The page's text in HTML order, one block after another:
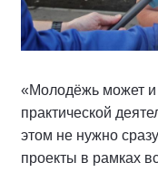
«Молодёжь может и
практической
этом не нужно
проекты в рамках